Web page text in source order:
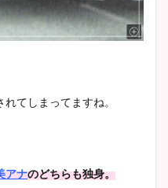
てしまってますね。
アナのどちらも独身。